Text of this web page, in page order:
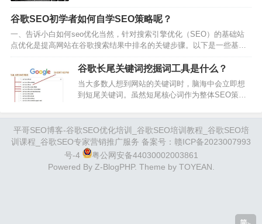
需要的话随时可以打开来复习。需要掌握的核心要
点搜索引擎的工作原理站内SEO和站外S…
种翻译的总体步骤，其实那就属于是一个自动化流
程。由于整个小语种翻译的过程，涉及到的环节会
非常多，处理起来就自然相对繁琐一点。从自动化
流程的角度出发，就是尽可能降低人工在整个翻译
过程中的干预，尽可能将所有的工作都交给机器或
者程序去完成。而我们人要做的工作，就是从繁琐
的流…
谷歌SEO初学者如何自学SEO策略呢？
一、告诉小白如何seo优化当然，针对搜索引擎优化（SEO）的基础站
点优化是提高网站在谷歌搜索结果中排名的关键步骤。以下是一些基本
的SEO策略，适合SEO初学者参考实践：1.关键词研究确定核心关键
词：找出与你网站内容相关的关键词和短语，这些是用户在搜索时可能
会输入的词汇。长尾关键词：考虑使用长尾关键词，这类关键词更加具
体，竞争度较低，更容易获得排名。2.网站结构优化清晰的导航：确保
网站有逻辑清晰、易…
谷歌长尾关键词挖掘词工具是什么？
当大多数人想到网站的关键词时，脑海中会立即想
到短尾关键词。虽然短尾核心词作为整体SEO策略
略将这些关键词布局到你的网站中。今天主要分享
什么是长尾关键词以及推荐好用的长尾关键词挖掘
工具。一、什么是长尾关键词（Long Tail
Keywords）长尾关键词的英文：Long-tail
Keywords，是指单个词搜…
平哥SEO博客-谷歌SEO优化培训_谷歌SEO培训教程_谷歌SEO培
训课程_谷歌SEO专家营销推广服务 备案号： 赣ICP备2023007993
号-4
粤公网安备44030002003861
Powered By Z-BlogPHP. Theme by TOYEAN